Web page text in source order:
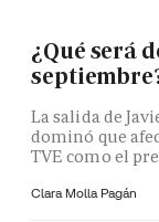
¿Qué será
La salida de
dominó que
TVE como el
Clara Molla Pagán